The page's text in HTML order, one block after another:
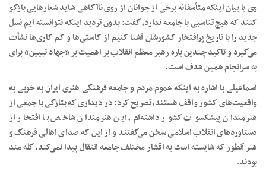
وی با بیان اینکه متأسفانه برخی از جوانان از روی ناآگاهی شاید شعارهایی بازگو
کنند که هیچ تناسبی با جامعه ندارد، گفت: بدون تردید اینکه نتوانسته‌ ایم نسل
جدید را با تاریخ پرافتخار کشورشان آشنا کنیم از کاستی‌ها و کم کاری‌ها نشأت
می‌گیرد و تاکید چندین باره رهبر معظم انقلاب بر اهمیت بر «جهاد تبیین» برای
به سرانجام همین هدف است.
اسماعیلی با اشاره به اینکه عموم مردم و جامعه فرهنگی هنری ایران به خوبی به
واقعیت‌های کشور واقف هستند، تصریح کرد: در دیداری که بتازگی با جمعی از
هنرمندان پیشکسوت کشور داشته‌ام، این هنرمندان شاخص با افتخار از
دستاوردهای انقلاب اسلامی سخن می‌گفتند و از این که صدای اهالی فرهنگ و
هنر آنطور که شایسته است به اقشار مختلف جامعه انتقال پیدا نمی‌کند، گله مند
بودند.